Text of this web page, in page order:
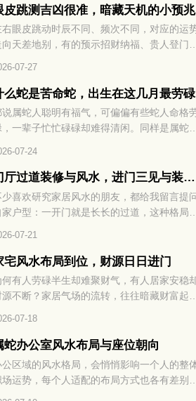
次与人生走向。面相学下巴藏福禄，有这几
状富贵不愁，到底哪些下巴天生带财，赶紧
一看便知！
皮跳测吉凶很准，暗藏天机的小预兆
右眼皮跳动时辰不同、频次不同，对应的运
向天差地别，有的预示招财纳福、贵人登门
判运势、规避霉运、接住好运。想知道自己
眼皮跳动，究竟是吉兆还是凶兆？赶紧往下
查看！
07-27
么蛇是苦命蛇，出生在这几月最劳碌
说属蛇人聪明有福气，可偏偏有些蛇人命格
，一辈子忙忙碌碌却难得清闲。同样是属蛇
。民间老辈常讲，生肖蛇里藏着 “苦命蛇”，
和降生的时节息息相关，很多人到中年才恍
悟。什么蛇是苦命蛇，出生在这几月最劳碌
底是哪几个月份，看完下文你就一清二楚了
07-24
门厅过道装修与风水，进门三见与装修避坑指南
少喜欢研究家居风水的朋友，都给我留言提
家户型：一开门就是长长的过道，这种格局
来调整气场？今天就顺着大家关心的这点，
入户过道的装修搭配和相关风水讲究。
07-21
宅风水布局到位，财源日日进门
何有人劳碌半生却难聚财气，有人居家安稳
源不断？家居气场的流转，往往暗藏财富起
，错失聚财良机。找准方位理顺气场，才能
运与财气常驻家门，家宅风水布局到位，财
日进门。想知道具体如何打造招财旺运的居
局，不妨继续往下细看。
07-18
蛇办公室风水布局与座位朝向
公区域的风水格局，会悄悄影响一个人的整
场运势，每个人适配的布局方式也各有差别